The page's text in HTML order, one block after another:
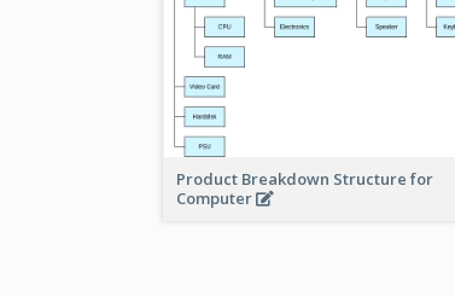
Product Breakdown Structure for
Computer